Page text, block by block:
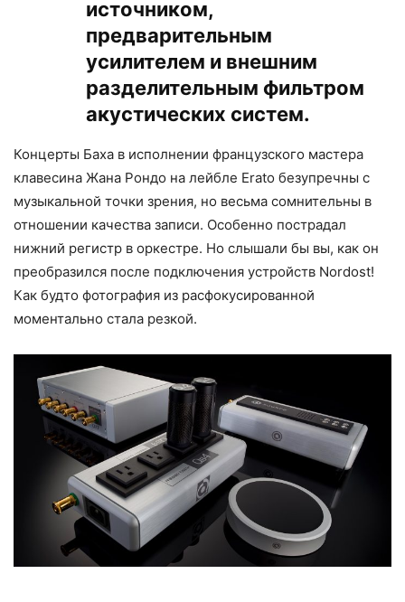
источником,
предварительным
усилителем и внешним
разделительным фильтром
акустических систем.
Концерты Баха в исполнении французского мастера
клавесина Жана Рондо на лейбле Erato безупречны с
музыкальной точки зрения, но весьма сомнительны в
отношении качества записи. Особенно пострадал
нижний регистр в оркестре. Но слышали бы вы, как он
преобразился после подключения устройств Nordost!
Как будто фотография из раcфокусированной
моментально стала резкой.